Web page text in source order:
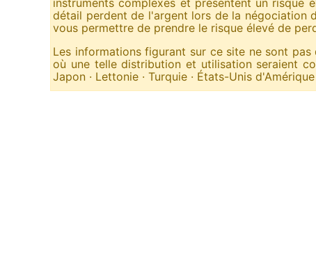
détail perdent de l'argent lors de la négociation
vous permettre de prendre le risque élevé de
Les informations figurant sur ce site ne sont
où une telle distribution et utilisation seraient
Japon · Lettonie · Turquie · États-Unis d'Amérique